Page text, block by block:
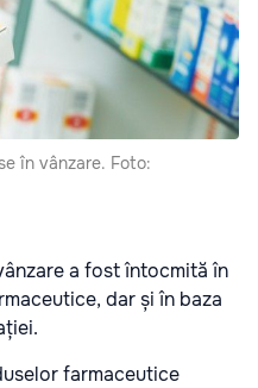
în vânzare. Foto:
a fost întocmită în
dar și în baza
farmaceutice